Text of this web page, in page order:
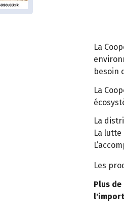
La
besoin
La
La
La
Les
Plus